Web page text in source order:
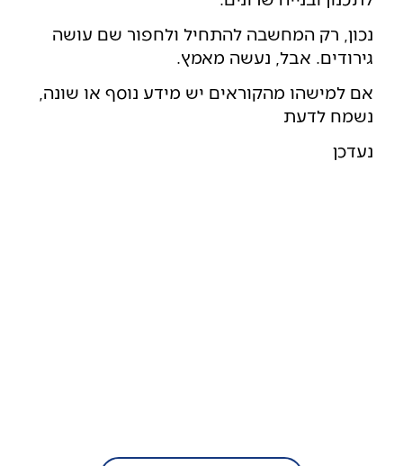
נכון, רק המחשבה להתחיל ולחפור שם עושה
גירודים. אבל, נעשה מאמץ.
אם למישהו מהקוראים יש מידע נוסף או שונה,
נשמח לדעת
נעדכן